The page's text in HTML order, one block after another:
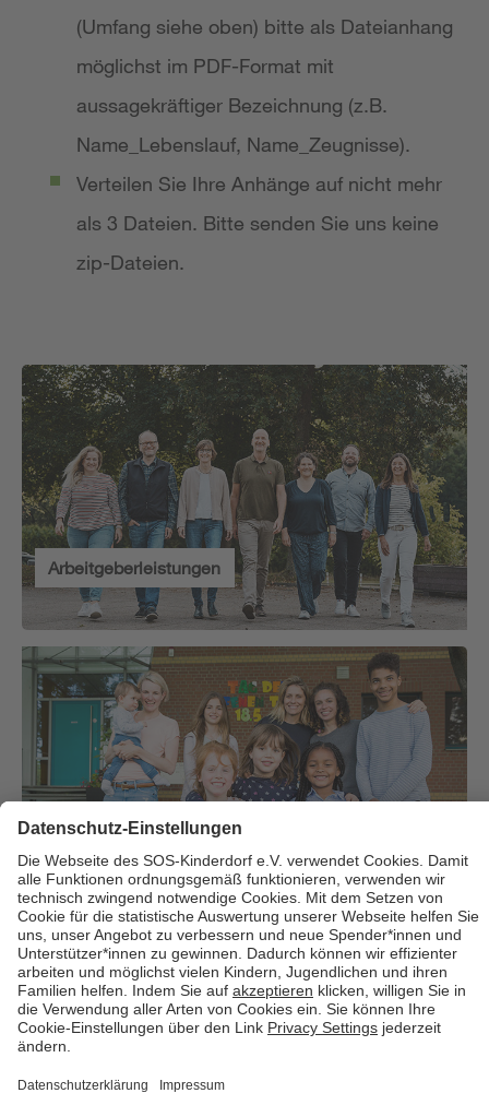
(Umfang siehe oben) bitte als Dateianhang
möglichst im PDF-Format mit
aussagekräftiger Bezeichnung (z.B.
Name_Lebenslauf, Name_Zeugnisse).
Verteilen Sie Ihre Anhänge auf nicht mehr
als 3 Dateien. Bitte senden Sie uns keine
zip-Dateien.
Arbeitgeberleistungen